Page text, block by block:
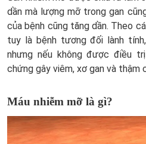
dần mà lượng mỡ trong gan
của bệnh cũng tăng dần. Theo
tuy là bệnh tương đối lành
nhưng nếu không được điều
chứng gây viêm, xơ gan và thậm
Máu nhiễm mỡ là gì?